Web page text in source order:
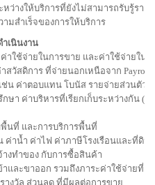
างให้บริการที่ยังไม่สามารถรับรู้ราย
มสำเร็จของการให้บริการ
เนินงาน
าใช้จ่ายในการขาย และค่าใช้จ่ายในก
สวัสดิการ ที่จ่ายนอกเหนือจาก
ช่น ค่าตอบแทน โบนัส รายจ่ายส่วนตัว
า ค่าบริหารที่เรียกเก็บระหว่างกัน
พื้นที่ และการบริการพื้นที่
าน้ำ ค่าไฟ ค่าภาษีโรงเรือนและที่ดิน
างทำของ กับการซื้อสินค้า
และขาออก รวมถึงภาระค่าใช้จ่ายที่เ
างวัล ส่วนลด ที่มีผลต่อการขาย